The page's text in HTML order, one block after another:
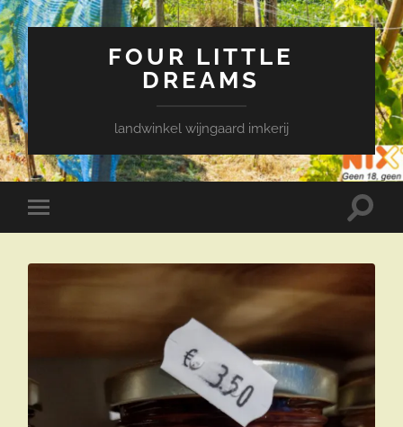
FOUR LITTLE
DREAMS
landwinkel wijngaard imkerij
Toggle
mobiel
Toggle